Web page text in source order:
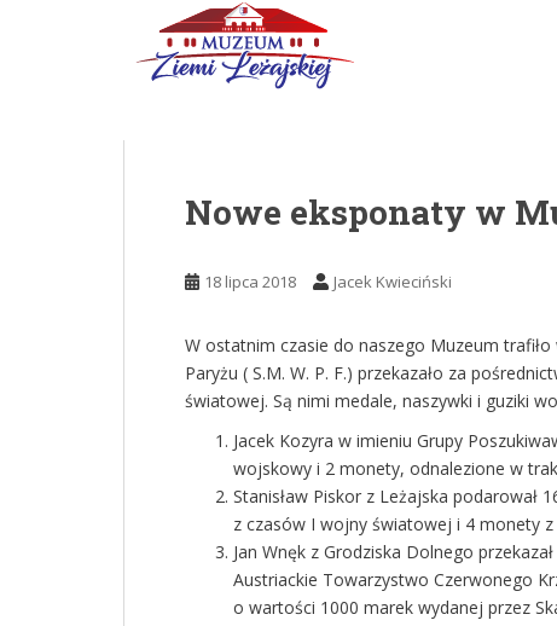
Nowe eksponaty w
18 lipca 2018 Jacek Kwieciński
W ostatnim czasie do naszego Muzeum
Paryżu ( S.M. W. P. F.) przekazało za
światowej. Są nimi medale, naszywki i guziki
Jacek Kozyra w imieniu Grupy
wojskowy i 2 monety, odnalezione w
Stanisław Piskor z Leżajska podarował
z czasów I wojny światowej i 4 monety z
Jan Wnęk z Grodziska Dolnego
Austriackie Towarzystwo Czerwonego
o wartości 1000 marek wydanej przez